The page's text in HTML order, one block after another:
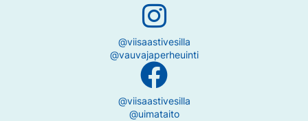
@viisaastivesilla
@vauvajaperheuinti
@viisaastivesilla
@uimataito